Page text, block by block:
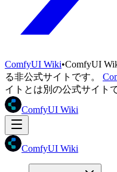
ComfyUI Wiki•ComfyUI
る非公式サイトです。
イトとは別の公式サイト
ComfyUI Wiki
ComfyUI Wiki